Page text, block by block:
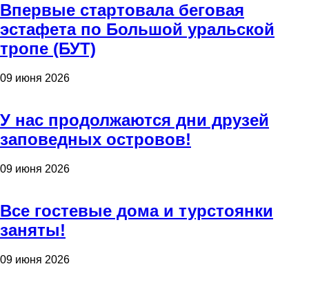
Впервые стартовала беговая
эстафета по Большой уральской
тропе (БУТ)
09 июня 2026
У нас продолжаются дни друзей
заповедных островов!
09 июня 2026
Все гостевые дома и турстоянки
заняты!
09 июня 2026